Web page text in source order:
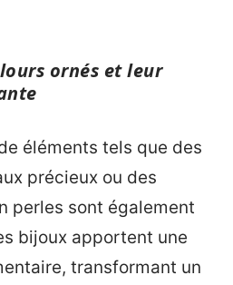
ornés et leur
éléments tels que des
précieux ou des
perles sont également
bijoux apportent une
transformant un